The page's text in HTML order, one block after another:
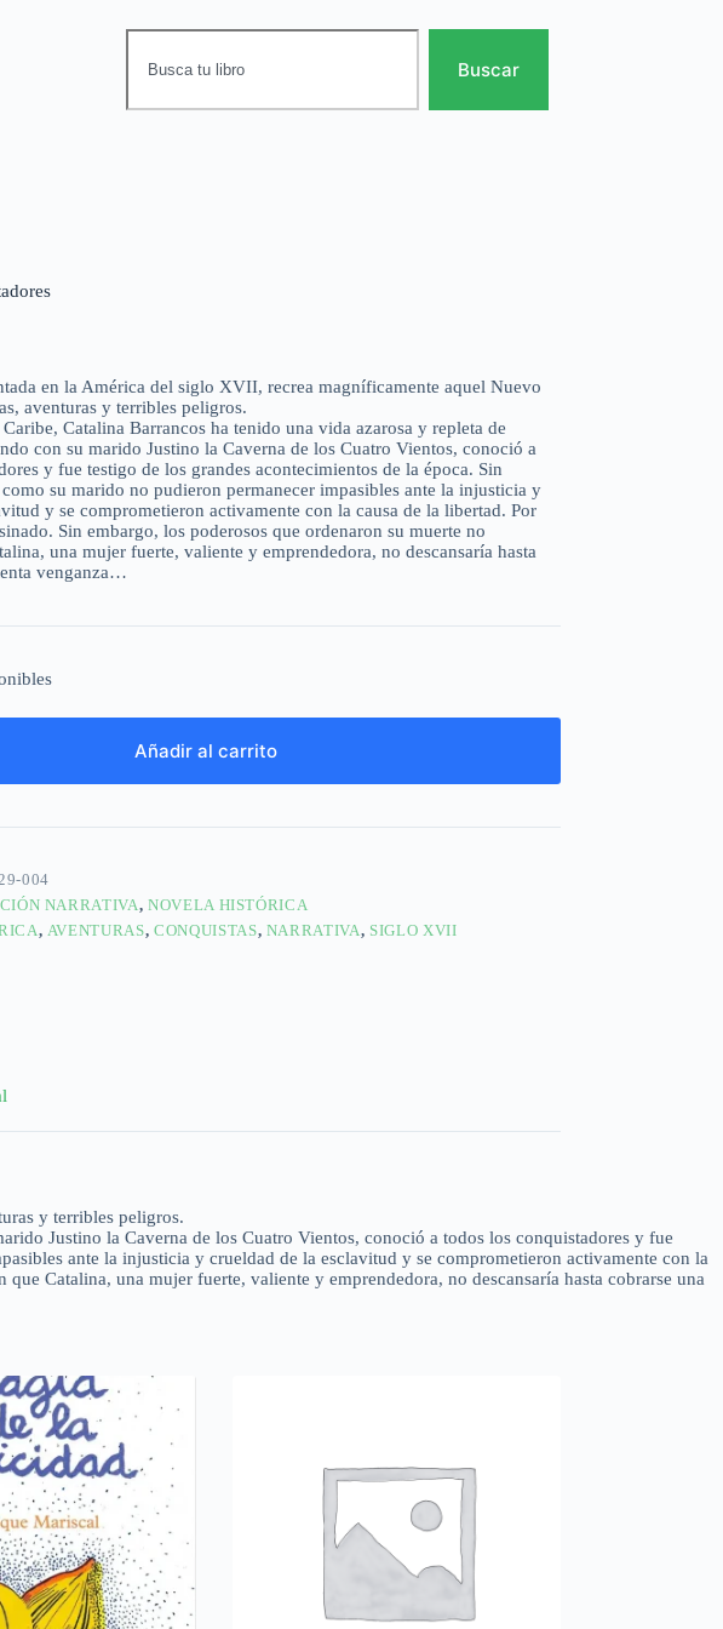
Buscar
en la América del siglo XVII, recrea magníficamente aquel Nuevo
aventuras y terribles peligros.
Catalina Barrancos ha tenido una vida azarosa y repleta de
con su marido Justino la Caverna de los Cuatro Vientos, conoció a
y fue testigo de los grandes acontecimientos de la época. Sin
su marido no pudieron permanecer impasibles ante la injusticia y
y se comprometieron activamente con la causa de la libertad. Por
Sin embargo, los poderosos que ordenaron su muerte no
una mujer fuerte, valiente y emprendedora, no descansaría hasta
venganza…
Añadir al carrito
004
NARRATIVA, NOVELA HISTÓRICA
, AVENTURAS, CONQUISTAS, NARRATIVA, SIGLO XVII
y terribles peligros.
Justino la Caverna de los Cuatro Vientos, conoció a todos los conquistadores y fue
ante la injusticia y crueldad de la esclavitud y se comprometieron activamente con la
Catalina, una mujer fuerte, valiente y emprendedora, no descansaría hasta cobrarse una